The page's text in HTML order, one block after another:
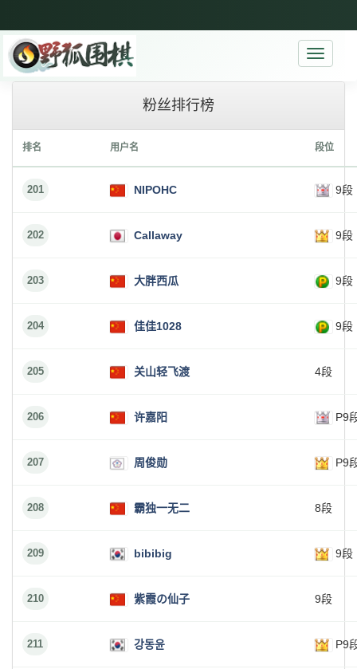
Toggle
粉丝排行榜
排名 用户名 段位
201 NIPOHC 9段
202 Callaway 9段
203 大胖西瓜 9段
204 佳佳1028 9段
205 关山轻飞渡 4段
206 许嘉阳 P9
207 周俊勋 P9
208 霸独一无二 8段
209 bibibig 9段
210 紫霞の仙子 9段
211 강동윤 P9